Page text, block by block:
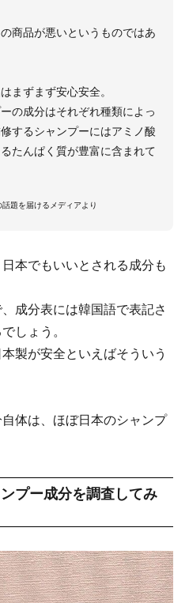
商品が悪いというものではあ
まずまず安心安全。
の成分はそれぞれ種類によっ
するシャンプーにはアミノ酸
たんぱく質が豊富に含まれて
題を届けるメディアより
本でもいいとされる成分も
成分表には韓国語で表記さ
しょう。
製が安全といえばそういう
体は、ほぼ日本のシャンプ
プー成分を調査してみ